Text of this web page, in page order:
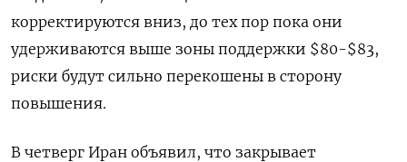
корректируются вниз, до ​тех пор пока они
удерживаются выше зоны поддержки $80-$83,
риски будут сильно перекошены в сторону
‌повышения.
В четверг Иран объявил, что закрывает